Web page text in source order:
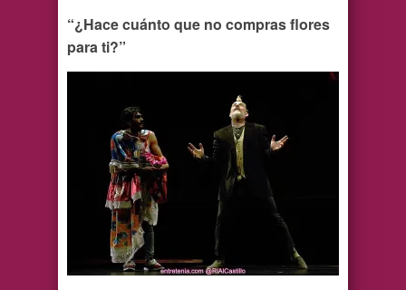
“¿Hace cuánto que no compras flores
para ti?”